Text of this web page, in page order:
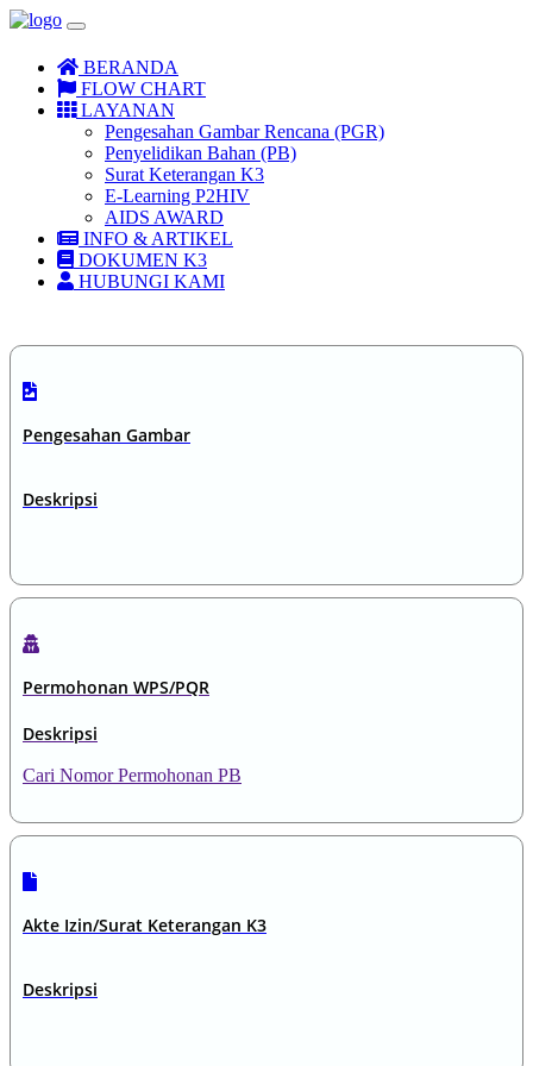
BERANDA
FLOW CHART
LAYANAN
Pengesahan Gambar Rencana (PGR)
Penyelidikan Bahan (PB)
Surat Keterangan K3
E-Learning P2HIV
AIDS AWARD
INFO & ARTIKEL
DOKUMEN K3
HUBUNGI KAMI
Pengesahan Gambar
Deskripsi
Permohonan WPS/PQR
Deskripsi
Cari Nomor Permohonan PB
Akte Izin/Surat Keterangan K3
Deskripsi